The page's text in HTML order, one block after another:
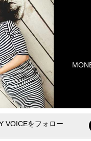
VOICEをフォロー